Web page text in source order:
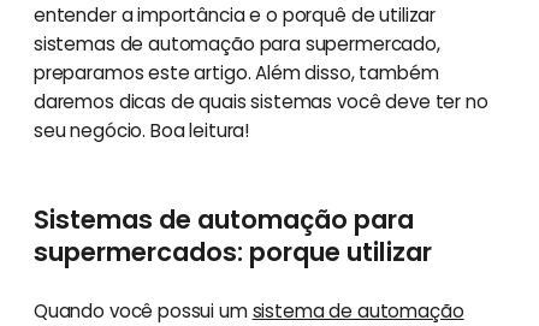
entender a importância e o porquê de utilizar
sistemas de automação para supermercado,
preparamos este artigo. Além disso, também
daremos dicas de quais sistemas você deve ter no
seu negócio. Boa leitura!
Sistemas de automação para
supermercados: porque utilizar
Quando você possui umsistema de automação